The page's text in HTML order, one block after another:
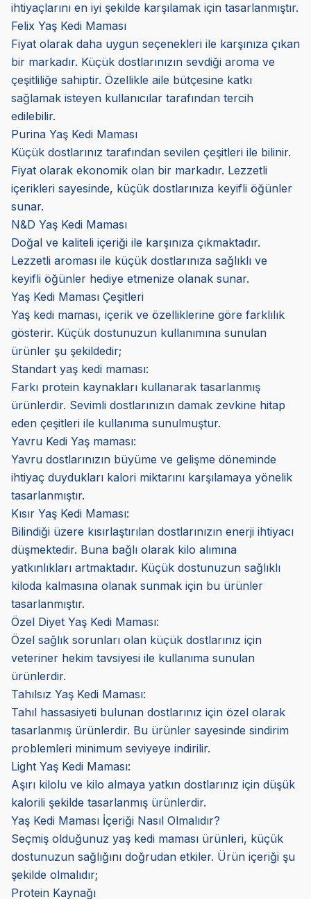
ihtiyaçlarını en iyi şekilde karşılamak için tasarlanmıştır.
Felix Yaş Kedi Maması
Fiyat olarak daha uygun seçenekleri ile karşınıza çıkan
bir markadır. Küçük dostlarınızın sevdiği aroma ve
çeşitliliğe sahiptir. Özellikle aile bütçesine katkı
sağlamak isteyen kullanıcılar tarafından tercih
edilebilir.
Purina Yaş Kedi Maması
Küçük dostlarınız tarafından sevilen çeşitleri ile bilinir.
Fiyat olarak ekonomik olan bir markadır. Lezzetli
içerikleri sayesinde, küçük dostlarınıza keyifli öğünler
sunar.
N&D Yaş Kedi Maması
Doğal ve kaliteli içeriği ile karşınıza çıkmaktadır.
Lezzetli aroması ile küçük dostlarınıza sağlıklı ve
keyifli öğünler hediye etmenize olanak sunar.
Yaş Kedi Maması Çeşitleri
Yaş kedi maması, içerik ve özelliklerine göre farklılık
gösterir. Küçük dostunuzun kullanımına sunulan
ürünler şu şekildedir;
Standart yaş kedi maması:
Farkı protein kaynakları kullanarak tasarlanmış
ürünlerdir. Sevimli dostlarınızın damak zevkine hitap
eden çeşitleri ile kullanıma sunulmuştur.
Yavru Kedi Yaş maması:
Yavru dostlarınızın büyüme ve gelişme döneminde
ihtiyaç duydukları kalori miktarını karşılamaya yönelik
tasarlanmıştır.
Kısır Yaş Kedi Maması:
Bilindiği üzere kısırlaştırılan dostlarınızın enerji ihtiyacı
düşmektedir. Buna bağlı olarak kilo alımına
yatkınlıkları artmaktadır. Küçük dostunuzun sağlıklı
kiloda kalmasına olanak sunmak için bu ürünler
tasarlanmıştır.
Özel Diyet Yaş Kedi Maması:
Özel sağlık sorunları olan küçük dostlarınız için
veteriner hekim tavsiyesi ile kullanıma sunulan
ürünlerdir.
Tahılsız Yaş Kedi Maması:
Tahıl hassasiyeti bulunan dostlarınız için özel olarak
tasarlanmış ürünlerdir. Bu ürünler sayesinde sindirim
problemleri minimum seviyeye indirilir.
Light Yaş Kedi Maması:
Aşırı kilolu ve kilo almaya yatkın dostlarınız için düşük
kalorili şekilde tasarlanmış ürünlerdir.
Yaş Kedi Maması İçeriği Nasıl Olmalıdır?
Seçmiş olduğunuz yaş kedi maması ürünleri, küçük
dostunuzun sağlığını doğrudan etkiler. Ürün içeriği şu
şekilde olmalıdır;
Protein Kaynağı